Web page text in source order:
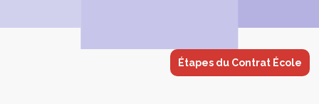
Étapes du Contrat École